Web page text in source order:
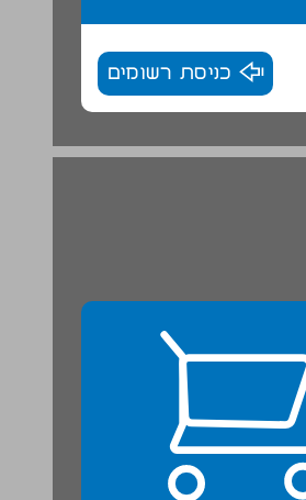
כניסת רשומים